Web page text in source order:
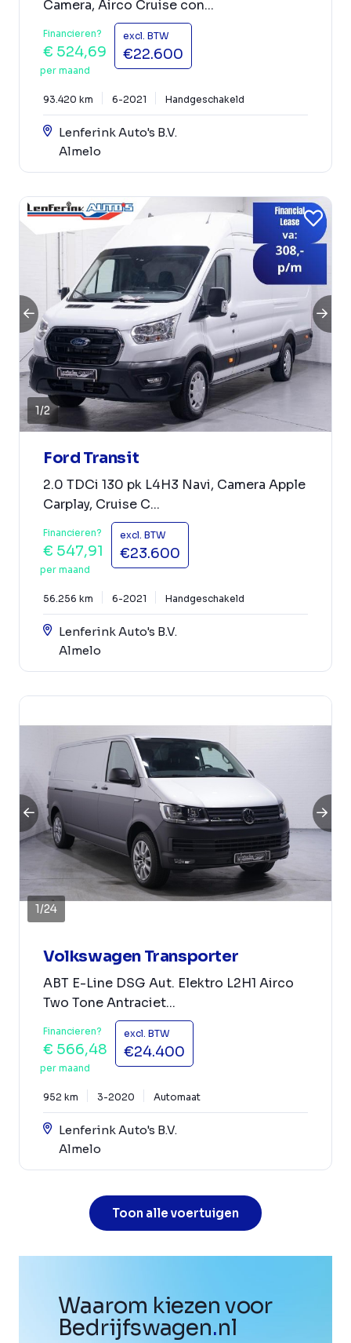
Camera, Airco Cruise con...
Financieren?
€ 524,69
per maand
excl. BTW
€22.600
93.420 km 6-2021 Handgeschakeld
Lenferink Auto's B.V.
Almelo
1/2
Ford Transit
2.0 TDCi 130 pk L4H3 Navi, Camera Apple
Carplay, Cruise C...
Financieren?
€ 547,91
per maand
excl. BTW
€23.600
56.256 km 6-2021 Handgeschakeld
Lenferink Auto's B.V.
Almelo
1/24
Volkswagen Transporter
ABT E-Line DSG Aut. Elektro L2H1 Airco
Two Tone Antraciet...
Financieren?
€ 566,48
per maand
excl. BTW
€24.400
952 km 3-2020 Automaat
Lenferink Auto's B.V.
Almelo
Toon alle voertuigen
Waarom kiezen voor
Bedrijfswagen.nl